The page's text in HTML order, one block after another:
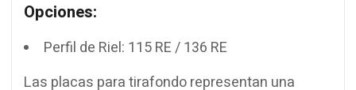
Opciones:
Perfil de Riel: 115 RE / 136 RE
Las placas para tirafondo representan una